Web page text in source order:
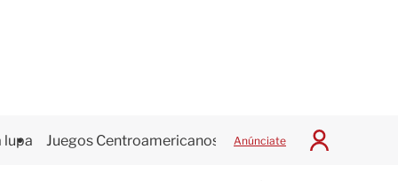
lupa Juegos Centroamericanos Anúnciate
I